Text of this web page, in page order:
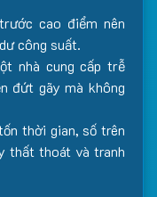
cao điểm nên
công suất.
nhà cung cấp trễ
đứt gãy mà không
thời gian, số trên
thất thoát và tranh